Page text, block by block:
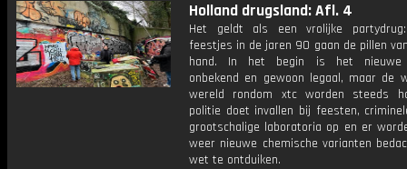
Holland drugsland: Afl. 4
Het geldt als een vrolijke
feestjes in de jaren 90 gaan de pillen
hand. In het begin is het nieuwe
onbekend en gewoon legaal, maar de
wereld rondom xtc worden steeds
politie doet invallen bij feesten,
grootschalige laboratoria op en er
weer nieuwe chemische varianten
wet te ontduiken.